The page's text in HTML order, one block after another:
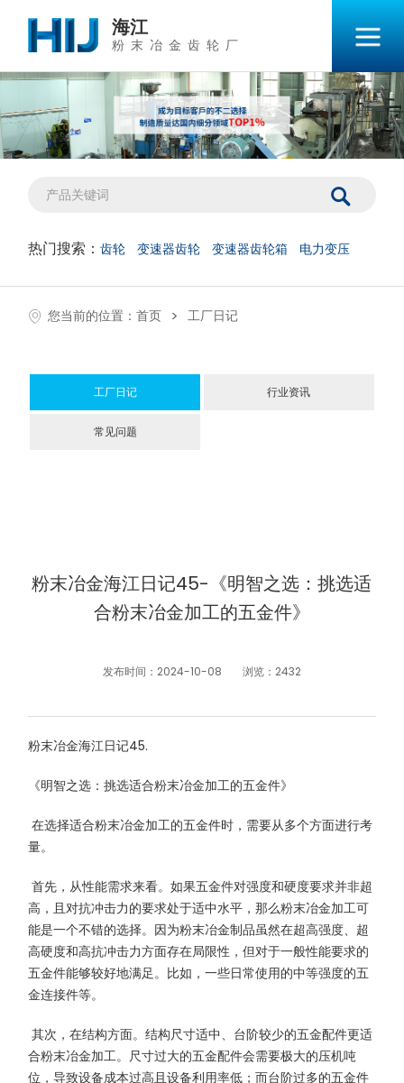
海江
粉末冶金齿轮厂
热门搜索：齿轮 变速器齿轮 变速器齿轮箱 电力变压
您当前的位置：首页 > 工厂日记
工厂日记 行业资讯
常见问题
粉末冶金海江日记45-《明智之选：挑选适
合粉末冶金加工的五金件》
发布时间：2024-10-08 浏览：2432
粉末冶金海江日记45.
《明智之选：挑选适合粉末冶金加工的五金件》
在选择适合粉末冶金加工的五金件时，需要从多个方面进行考
量。
首先，从性能需求来看。如果五金件对强度和硬度要求并非超
高，且对抗冲击力的要求处于适中水平，那么粉末冶金加工可
能是一个不错的选择。因为粉末冶金制品虽然在超高强度、超
高硬度和高抗冲击力方面存在局限性，但对于一般性能要求的
五金件能够较好地满足。比如，一些日常使用的中等强度的五
金连接件等。
其次，在结构方面。结构尺寸适中、台阶较少的五金配件更适
合粉末冶金加工。尺寸过大的五金配件会需要极大的压机吨
位，导致设备成本过高且设备利用率低；而台阶过多的五金件